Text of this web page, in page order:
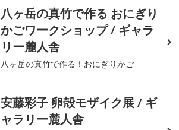
八ヶ岳の真竹で作る おにぎり
かごワークショップ / ギャラ
リー麓人舎
八ヶ岳の真竹で作る！おにぎりかご
安藤彩子 卵殻モザイク展 / ギ
ャラリー麓人舎